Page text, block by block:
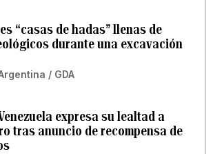
“casas de hadas” llenas de
durante una excavación
/ GDA
expresa su lealtad a
tras anuncio de recompensa de